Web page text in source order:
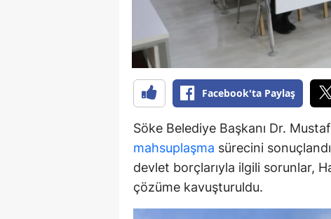
Facebook'ta Paylaş
Söke Belediye Başkanı Dr.
mahsuplaşma sürecini
devlet borçlarıyla ilgili sorunlar,
çözüme kavuşturuldu.